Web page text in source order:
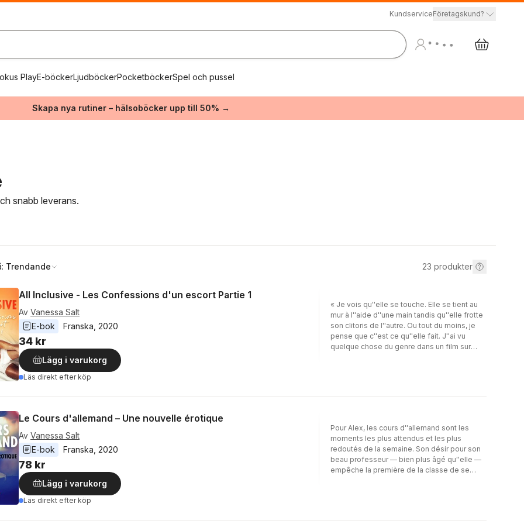
KundserviceFöretagskund?
PlayE-böckerLjudböckerPocketböckerSpel och pussel
Skapa nya rutiner – hälsoböcker upp till 50% →
snabb leverans.
Trendande 23 produkter
All Inclusive - Les Confessions d'un escort Partie 1
Av Vanessa Salt
E-bok
Franska 2020
34 kr
Lägg i varukorg
Läs direkt efter köp
« Je vois qu''elle se touche. Elle se tient au
mur à l''aide d''une main tandis qu''elle frotte
son clitoris de l''autre. Ou tout du moins, je
pense que c''est ce qu''elle fait. J''ai vu
quelque chose du genre dans un film sur
apprend à connaître un jeune homme
français.
Le Cours d'allemand – Une nouvelle érotique
Av Vanessa Salt
E-bok
Franska 2020
78 kr
Lägg i varukorg
Läs direkt efter köp
Pour Alex, les cours d''allemand sont les
moments les plus attendus et les plus
redoutés de la semaine. Son désir pour son
beau professeur — bien plus âgé qu''elle —
empêche la première de la classe de se